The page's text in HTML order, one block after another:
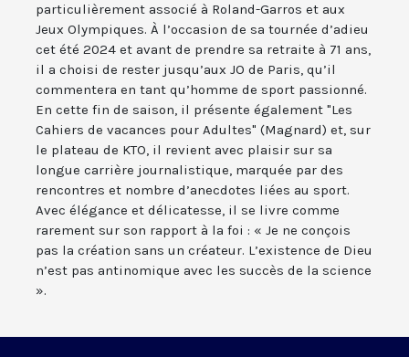
particulièrement associé à Roland-Garros et aux
Jeux Olympiques. À l’occasion de sa tournée d’adieu
cet été 2024 et avant de prendre sa retraite à 71 ans,
il a choisi de rester jusqu’aux JO de Paris, qu’il
commentera en tant qu’homme de sport passionné.
En cette fin de saison, il présente également "Les
Cahiers de vacances pour Adultes" (Magnard) et, sur
le plateau de KTO, il revient avec plaisir sur sa
longue carrière journalistique, marquée par des
rencontres et nombre d’anecdotes liées au sport.
Avec élégance et délicatesse, il se livre comme
rarement sur son rapport à la foi : « Je ne conçois
pas la création sans un créateur. L’existence de Dieu
n’est pas antinomique avec les succès de la science
».